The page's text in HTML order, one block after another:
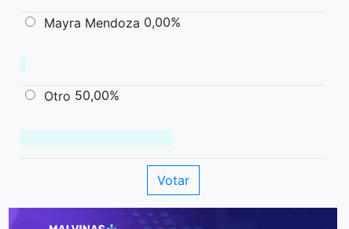
Mayra Mendoza 0,00%
Otro 50,00%